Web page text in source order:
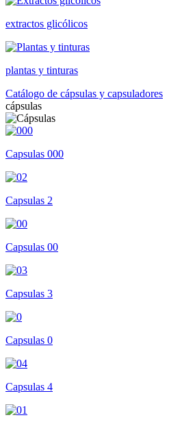
extractos glicólicos
plantas y tinturas
Catálogo de cápsulas y capsuladores
cápsulas
Capsulas 000
Capsulas 2
Capsulas 00
Capsulas 3
Capsulas 0
Capsulas 4